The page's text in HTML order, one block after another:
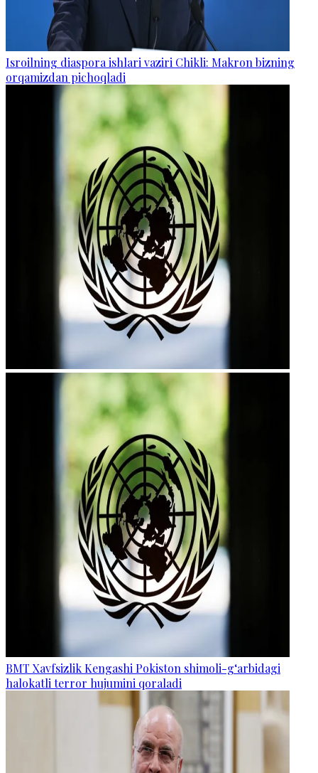
Isroilning diaspora ishlari vaziri Chikli: Makron bizning
orqamizdan pichoqladi
BMT Xavfsizlik Kengashi Pokiston shimoli-g‘arbidagi
halokatli terror hujumini qoraladi